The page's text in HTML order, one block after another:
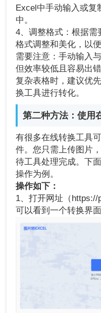
Excel中手动输入或复
中。
4、调整格式：根据
格式调整和美化，以
需要注意：手动输入
但效率较低且容易出
复杂表格时，建议优
换工具进行转化。
第二种方法：使用
有很多在线转换工具
件。您只需上传图片
待工具处理完成。下
操作为例。
操作如下：
1、打开网址（https://
可以看到一个转换界面